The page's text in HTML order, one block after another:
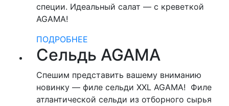
специи. Идеальный салат — с креветкой
AGAMA!
ПОДРОБНЕЕ
Сельдь AGAMA
Спешим представить вашему вниманию
новинку — филе сельди XXL AGAMA! Филе
атлантической сельди из отборного сырья